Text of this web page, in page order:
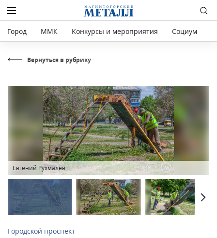
Город ММК Конкурсы и мероприятия Социум
Вернуться в рубрику
Городской проспект
Евгений Рухмалев